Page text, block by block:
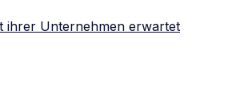
ihrer Unternehmen erwartet